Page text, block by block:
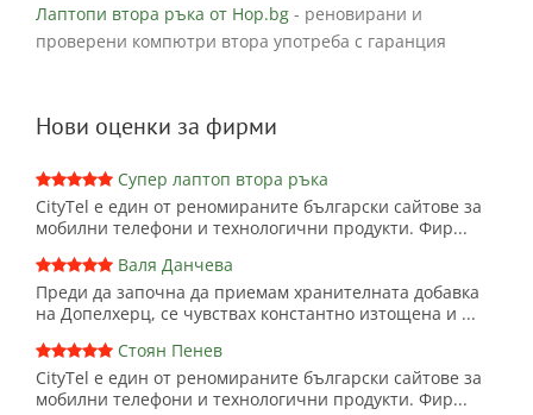
Лаптопи втора ръка от Hop.bg - реновирани и
проверени компютри втора употреба с гаранция
Нови оценки за фирми
Супер лаптоп втора ръка
CityTel е един от реномираните български сайтове за
мобилни телефони и технологични продукти. Фир...
Валя Данчева
Преди да започна да приемам хранителната добавка
на Допелхерц, се чувствах константно изтощена и ...
Стоян Пенев
CityTel е един от реномираните български сайтове за
мобилни телефони и технологични продукти. Фир...